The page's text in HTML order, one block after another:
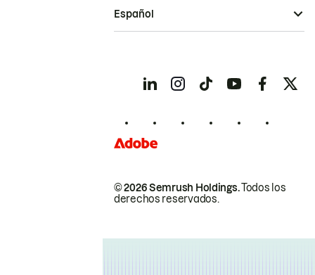
© 2026 Semrush Holdings.Todos los
derechos reservados.
Español